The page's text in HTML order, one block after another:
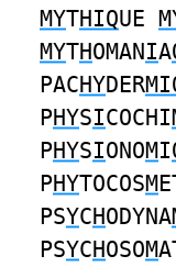
MYTHIQUE
MYTHOMANIA
PACHYDER
PHYSICOCHI
PHYSIONOMI
PHYTOCOSM
PSYCHODYNA
PSYCHOSOM